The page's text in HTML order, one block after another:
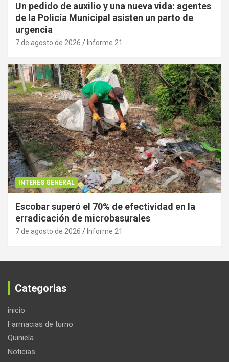
Un pedido de auxilio y una nueva vida: agentes
de la Policía Municipal asisten un parto de
urgencia
7 de agosto de 2026 Informe 21
INTERES GENERAL
Escobar superó el 70% de efectividad en la
erradicación de microbasurales
7 de agosto de 2026 Informe 21
Categorias
inicio
Farmacias de turno
Quiniela
Noticias